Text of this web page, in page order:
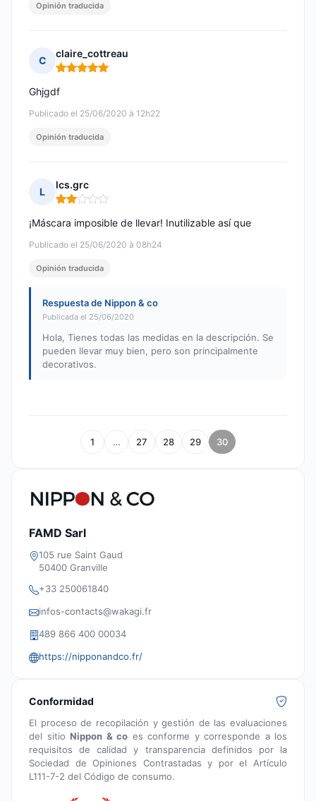
Opinión traducida
C
claire_cottreau
Nota: 5 de 5
Publicado el 25/06/2020 à 12h22
Ghjgdf
Opinión traducida
L
lcs.grc
Nota: 2 de 5
Publicado el 25/06/2020 à 08h24
¡Máscara imposible de llevar! Inutilizable así que
Opinión traducida
Respuesta de Nippon & co
Publicada el 25/06/2020
Hola, Tienes todas las medidas en la descripción. Se
pueden llevar muy bien, pero son principalmente
decorativos.
1 … 27 28 29 30
FAMD Sarl
105 rue Saint Gaud
50400 Granville
+33 250061840
infos-contacts@wakagi.fr
489 866 400 00034
https://nipponandco.fr/
Conformidad
El proceso de recopilación y gestión de las evaluaciones
del sitio Nippon & co es conforme y corresponde a los
requisitos de calidad y transparencia definidos por la
Sociedad de Opiniones Contrastadas y por el Artículo
L111-7-2 del Código de consumo.